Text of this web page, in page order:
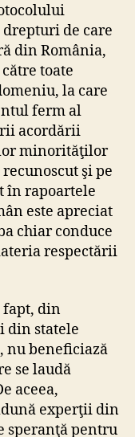
drepturi de care
din România,
toate
la care
ferm al
acordării
minorităţilor
şi pe
în rapoartele
este apreciat
chiar conduce
respectării
fapt, din
din statele
beneficiază
se laudă
aceea,
experţii din
speranţă pentru